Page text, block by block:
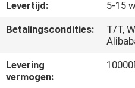
CONTACTEER
ONS
Levertijd:
5-15
Betalingscondities:
T/T,
Levering
vermogen: